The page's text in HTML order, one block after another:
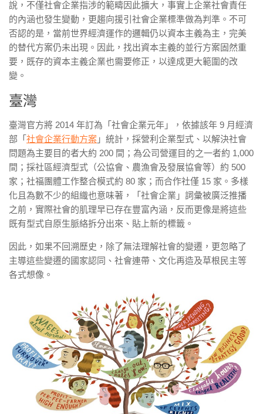
說，不僅社會企業指涉的範疇因此擴大，事實上企業社會責任
的內涵也發生變動，更趨向援引社會企業標準做為判準。不可
否認的是，當前世界經濟運作的邏輯仍以資本主義為主，完美
的替代方案仍未出現。因此，找出資本主義的並行方案固然重
要，既存的資本主義企業也需要修正，以達成更大範圍的改
變。
臺灣
臺灣官方將 2014 年訂為「社會企業元年」，依據該年 9 月經濟
部「 社會企業行動方案 」統計，採營利企業型式、以解決社會
問題為主要目的者大約 200 間；為公司營運目的之一者約 1,000
間；採社區經濟型式（公協會、農漁會及發展協會等）約 500
家；社福團體工作整合模式約 80 家；而合作社僅 15 家。多樣
化且為數不少的組織也意味著，「社會企業」詞彙被廣泛推播
之前，實際社會的肌理早已存在豐富內涵，反而更像是將這些
既有型式自原生脈絡拆分出來、貼上新的標籤。
因此，如果不回溯歷史，除了無法理解社會的變遷，更忽略了
主導這些變遷的國家認同、社會連帶、文化再造及草根民主等
各式想像。